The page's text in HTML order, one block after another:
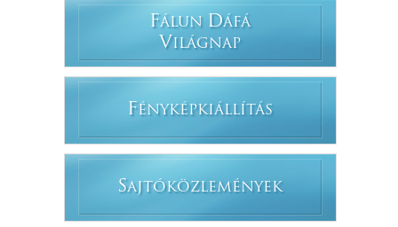
FÁLUN DÁFÁ
VILÁGNAP
FÉNYKÉPKIÁLLÍTÁS
SAJTÓKÖZLEMÉNYEK